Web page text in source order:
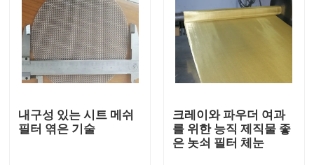
제품
VR 쇼
공장 투어
내구성 있는 시트 메쉬
필터 엮은 기술
크레이와 파우더 여과
를 위한 능직 제직물 좋
은 놋쇠 필터 체눈